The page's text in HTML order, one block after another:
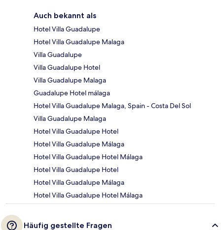
Auch bekannt als
Hotel Villa Guadalupe
Hotel Villa Guadalupe Malaga
Villa Guadalupe
Villa Guadalupe Hotel
Villa Guadalupe Malaga
Guadalupe Hotel málaga
Hotel Villa Guadalupe Malaga, Spain - Costa Del Sol
Villa Guadalupe Malaga
Hotel Villa Guadalupe Hotel
Hotel Villa Guadalupe Málaga
Hotel Villa Guadalupe Hotel Málaga
Hotel Villa Guadalupe Hotel
Hotel Villa Guadalupe Málaga
Hotel Villa Guadalupe Hotel Málaga
Häufig gestellte Fragen